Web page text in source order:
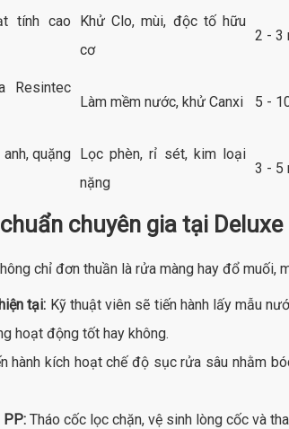
tính cao
Khử Clo, mùi, độc tố hữu
cơ
2 - 3
Resintec
Làm mềm nước, khử Canxi 5 -
quặng
Lọc phèn, rỉ sét, kim loại
nặng
3 - 5
chuyên gia tại Deluxe
chỉ đơn thuần là rửa màng hay đổ
tại: Kỹ thuật viên sẽ tiến hành lấy mẫu
hoạt động tốt hay không.
hành kích hoạt chế độ sục rửa sâu nhằm
PP: Tháo cốc lọc chặn, vệ sinh lòng cốc và